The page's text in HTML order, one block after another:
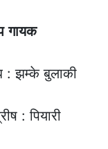
गायक
: झम्के बुलाकी
: पियारी